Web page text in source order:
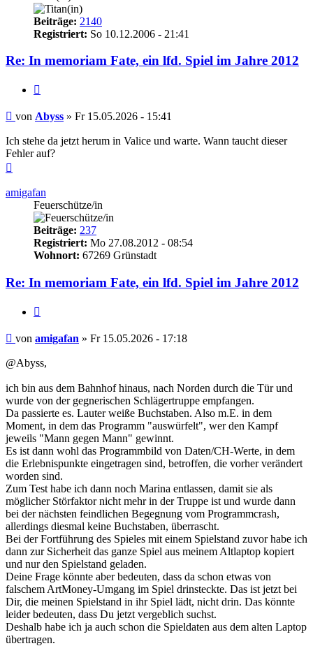
Beiträge: 2140
Registriert: So 10.12.2006 - 21:41
Re: In memoriam Fate, ein lfd. Spiel im Jahre 2012
Beitrag
von Abyss » Fr 15.05.2026 - 15:41
Ich stehe da jetzt herum in Valice und warte. Wann taucht dieser
Fehler auf?
amigafan
Feuerschütze/in
Beiträge: 237
Registriert: Mo 27.08.2012 - 08:54
Wohnort: 67269 Grünstadt
Re: In memoriam Fate, ein lfd. Spiel im Jahre 2012
Beitrag
von amigafan » Fr 15.05.2026 - 17:18
@Abyss,
ich bin aus dem Bahnhof hinaus, nach Norden durch die Tür und
wurde von der gegnerischen Schlägertruppe empfangen.
Da passierte es. Lauter weiße Buchstaben. Also m.E. in dem
Moment, in dem das Programm "auswürfelt", wer den Kampf
jeweils "Mann gegen Mann" gewinnt.
Es ist dann wohl das Programmbild von Daten/CH-Werte, in dem
die Erlebnispunkte eingetragen sind, betroffen, die vorher verändert
worden sind.
Zum Test habe ich dann noch Marina entlassen, damit sie als
möglicher Störfaktor nicht mehr in der Truppe ist und wurde dann
bei der nächsten feindlichen Begegnung vom Programmcrash,
allerdings diesmal keine Buchstaben, überrascht.
Bei der Fortführung des Spieles mit einem Spielstand zuvor habe ich
dann zur Sicherheit das ganze Spiel aus meinem Altlaptop kopiert
und nur den Spielstand geladen.
Deine Frage könnte aber bedeuten, dass da schon etwas von
falschem ArtMoney-Umgang im Spiel drinsteckte. Das ist jetzt bei
Dir, die meinen Spielstand in ihr Spiel lädt, nicht drin. Das könnte
leider bedeuten, dass Du jetzt vergeblich suchst.
Deshalb habe ich ja auch schon die Spieldaten aus dem alten Laptop
übertragen.